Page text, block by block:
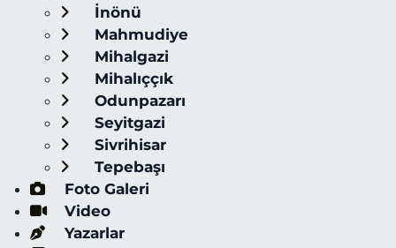
İnönü
Mahmudiye
Mihalgazi
Mihalıççık
Odunpazarı
Seyitgazi
Sivrihisar
Tepebaşı
Foto Galeri
Video
Yazarlar